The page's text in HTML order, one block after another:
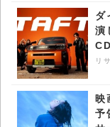
ダ
演
リ
映
予